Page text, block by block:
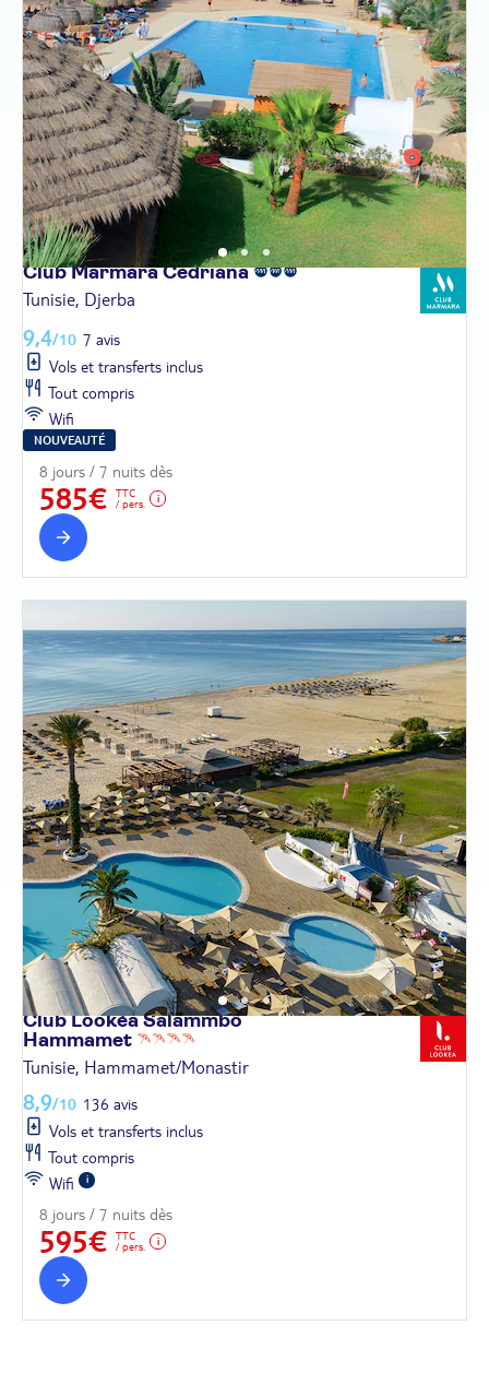
Club MarmaraCedriana
Tunisie, Djerba
9,4/10 7 avis
Vols et transferts inclus
Tout compris
Wifi
NOUVEAUTÉ
8 jours / 7 nuits dès
585€
TTC
/ pers.
Club Lookéa Salammbô
Hammamet
Tunisie, Hammamet/Monastir
8,9/10 136 avis
Vols et transferts inclus
Tout compris
Wifi
8 jours / 7 nuits dès
595€
TTC
/ pers.